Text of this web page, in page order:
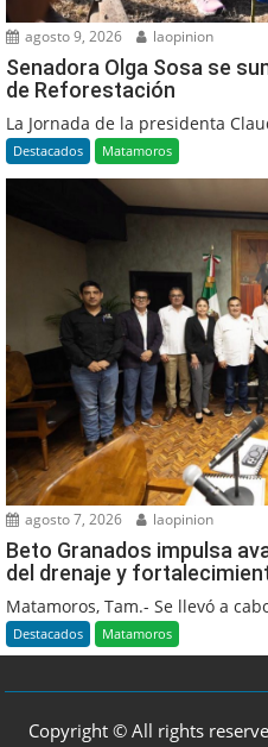
agosto 9, 2026 laopinion
Senadora Olga Sosa se
de Reforestación
La Jornada de la presidenta
Destacados Matamoros
agosto 7, 2026 laopinion
Beto Granados impulsa
del drenaje y
Matamoros, Tam.- Se llevó a
Destacados Matamoros
Copyright © All rights